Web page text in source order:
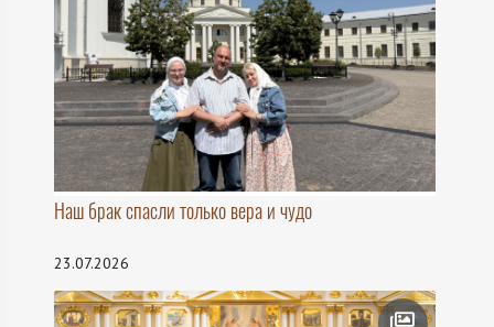
Наш брак спасли только вера и чудо
23.07.2026